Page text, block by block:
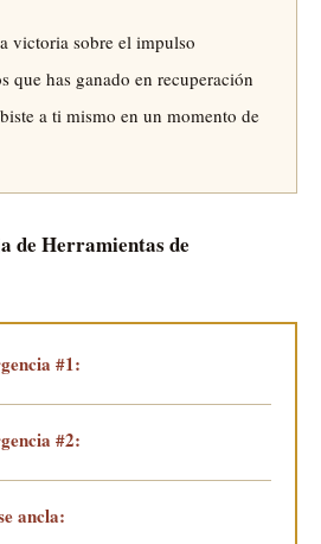
victoria sobre el impulso
que has ganado en recuperación
a ti mismo en un momento de
Herramientas de
#1:
#2:
ancla: